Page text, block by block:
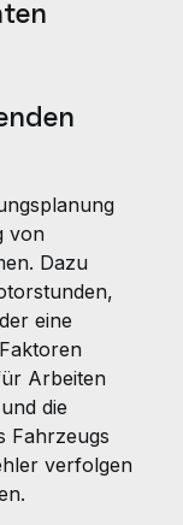
von
Dazu
eine
Arbeiten
die
Fahrzeugs
verfolgen